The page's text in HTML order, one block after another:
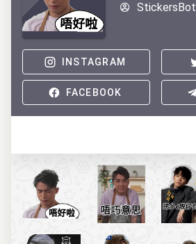
StickersBot
INSTAGRAM
FACEBOOK